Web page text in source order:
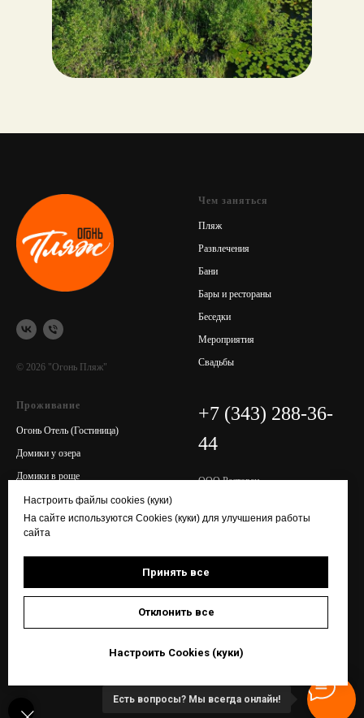
Есть вопросы? Мы всегда онлайн!
© 2026 "Огонь Пляж"
Чем заняться
Пляж
Развлечения
Бани
Бары и рестораны
Беседки
Мероприятия
Свадьбы
Проживание
Огонь Отель (Гостиница)
Домики у озера
Домики в роще
Кемпинг (Палатки)
+7 (343) 288-36-
44
ООО Ресторан
668601001
Сайт не является публичной
офертой. Сайт предназначен для
информацией.
Политика конфиденциальности
Настроить файлы cookies (куки)
На сайте используются Cookies (куки) для улучшения работы
сайта
Принять все
Отклонить все
Настроить Cookies (куки)